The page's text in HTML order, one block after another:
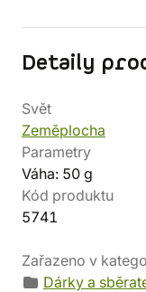
Detaily
Svět
Zeměplocha
Parametry
Váha: 50 g
Kód produktu
5741
Zařazeno v
Dárky a